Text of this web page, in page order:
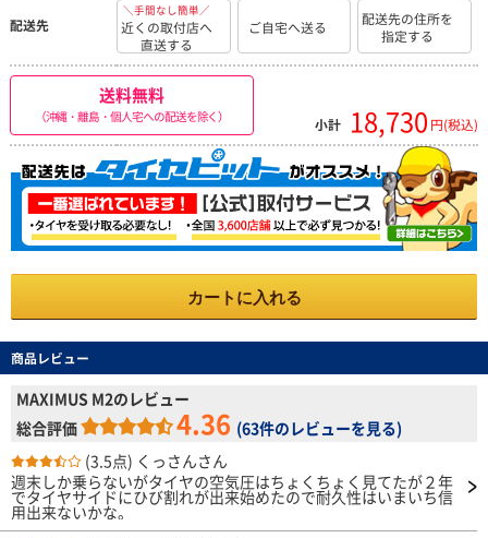
配送先
＼手間なし簡単／
近くの取付店へ
直送する
ご自宅へ送る
配送先の住所を
指定する
送料無料
（沖縄・離島・個人宅への配送を除く） 小計 18,730 円(税込)
カートに入れる
商品レビュー
MAXIMUS M2のレビュー
総合評価
4.36 (63件のレビューを見る)
(3.5点) くっさんさん
週末しか乗らないがタイヤの空気圧はちょくちょく見てたが２年
でタイヤサイドにひび割れが出来始めたので耐久性はいまいち信
用出来ないかな。